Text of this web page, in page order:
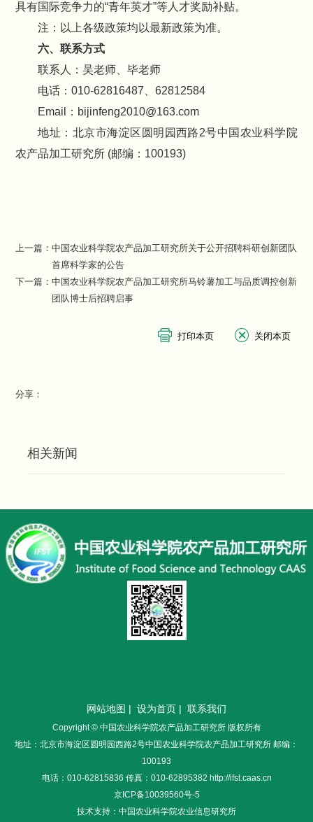
具有国际竞争力的“青年英才”等人才奖励补贴。
注：以上各级政策均以最新政策为准。
六、联系方式
联系人：吴老师、毕老师
电话：010-62816487、62812584
Email：bijinfeng2010@163.com
地址：北京市海淀区圆明园西路2号中国农业科学院
农产品加工研究所 (邮编：100193)
上一篇：中国农业科学院农产品加工研究所关于公开招聘科研创新团队
首席科学家的公告
下一篇：中国农业科学院农产品加工研究所马铃薯加工与品质调控创新
团队博士后招聘启事
分享：
相关新闻
网站地图 | 设为首页 | 联系我们
Copyright © 中国农业科学院农产品加工研究所 版权所有
地址：北京市海淀区圆明园西路2号中国农业科学院农产品加工研究所 邮编：
100193
电话：010-62815836 传真：010-62895382 http://ifst.caas.cn
京ICP备10039560号-5
技术支持：中国农业科学院农业信息研究所